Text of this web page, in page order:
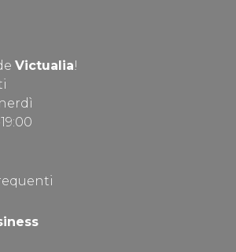
Victualia!